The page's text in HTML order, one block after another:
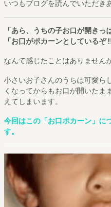
いつもブログを読んでいただき
「あら、うちの子お口が開きっ
「お口がポカーンとしているぞ !!
なんて感じたことはありません
小さいお子さんのうちは可愛ら
くなってからもお口が開いたま
えてしまいます。
今回はこの「お口ポカーン」に
す。